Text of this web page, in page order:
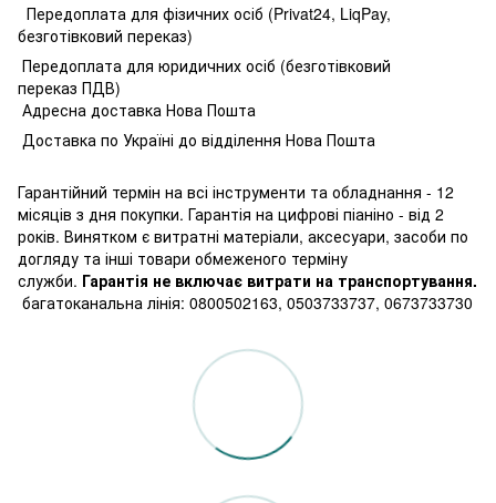
Передоплата для фізичних осіб (Privat24, LiqPay,
безготівковий переказ)
Передоплата для юридичних осіб (безготівковий
переказ ПДВ)
Адресна доставка Нова Пошта
Доставка по Україні до відділення Нова Пошта
Гарантійний термін на всі інструменти та обладнання - 12
місяців з дня покупки. Гарантія на цифрові піаніно - від 2
років. Винятком є витратні матеріали, аксесуари, засоби по
догляду та інші товари обмеженого терміну
служби. Гарантія не включає витрати на транспортування.
багатоканальна лінія: 0800502163, 0503733737, 0673733730